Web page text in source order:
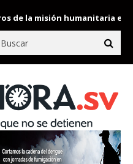
la misión humanitaria